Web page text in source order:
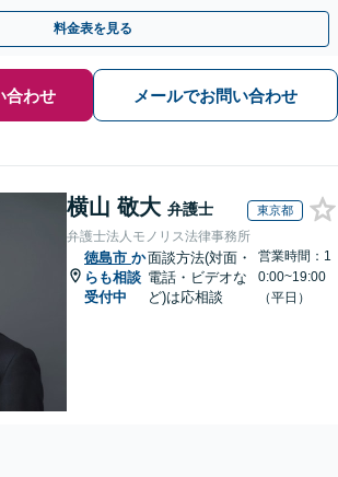
料金表を見る
合わせ メールでお問い合わせ
横山 敬大 弁護士 東京都
弁護士法人モノリス法律事務所
徳島市 か
らも相談
受付中
面談方法(対面・
電話・ビデオな
ど)は応相談
営業時間：1
0:00~19:00
（平日）